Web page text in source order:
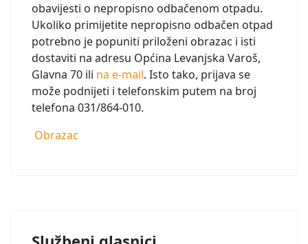
obavijesti o nepropisno odbačenom otpadu.
Ukoliko primijetite nepropisno odbačen otpad
potrebno je popuniti priloženi obrazac i isti
dostaviti na adresu Općina Levanjska Varoš,
Glavna 70 ili na e-mail. Isto tako, prijava se
može podnijeti i telefonskim putem na broj
telefona 031/864-010.
Obrazac